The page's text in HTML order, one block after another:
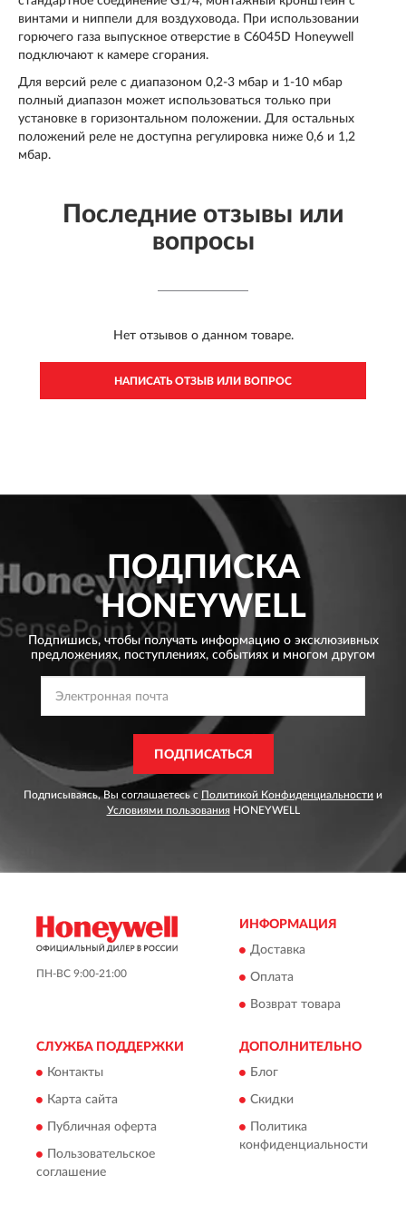
винтами и ниппели для воздуховода. При использовании
горючего газа выпускное отверстие в C6045D Honeywell
подключают к камере сгорания.
Для версий реле с диапазоном 0,2-3 мбар и 1-10 мбар
полный диапазон может использоваться только при
установке в горизонтальном положении. Для остальных
положений реле не доступна регулировка ниже 0,6 и 1,2
мбар.
Последние отзывы или
вопросы
Нет отзывов о данном товаре.
НАПИСАТЬ ОТЗЫВ ИЛИ ВОПРОС
ПОДПИСКА
HONEYWELL
Подпишись, чтобы получать информацию о эксклюзивных
предложениях, поступлениях, событиях и многом другом
ПОДПИСАТЬСЯ
Подписываясь, Вы соглашаетесь с Политикой Конфиденциальности и
Условиями пользованияHONEYWELL
ПН-ВС 9:00-21:00
ИНФОРМАЦИЯ
Доставка
Оплата
Возврат товара
СЛУЖБА ПОДДЕРЖКИ
Контакты
Карта сайта
Публичная оферта
Пользовательское
соглашение
ДОПОЛНИТЕЛЬНО
Блог
Скидки
Политика
конфиденциальности